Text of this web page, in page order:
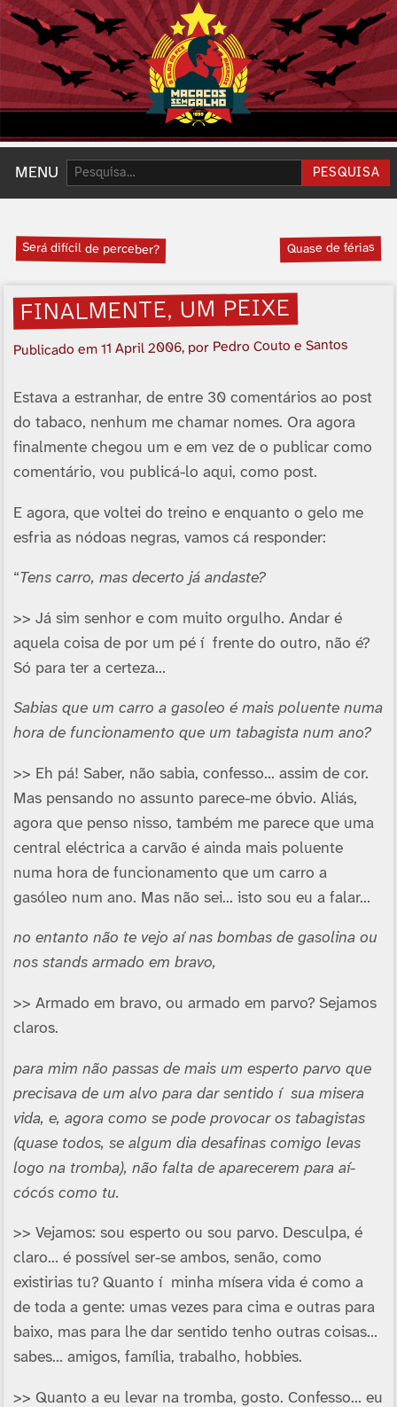
MENU Pesquisar: PESQUISA
Será difí­cil de perceber? Quase de férias
FINALMENTE, UM PEIXE
Publicado em11 April 2006, por Pedro Couto e Santos
Estava a estranhar, de entre 30 comentários ao post
do tabaco, nenhum me chamar nomes. Ora agora
finalmente chegou um e em vez de o publicar como
comentário, vou publicá-lo aqui, como post.
E agora, que voltei do treino e enquanto o gelo me
esfria as nódoas negras, vamos cá responder:
“Tens carro, mas decerto já andaste?
>> Já sim senhor e com muito orgulho. Andar é
aquela coisa de por um pé í frente do outro, não é?
Só para ter a certeza…
Sabias que um carro a gasoleo é mais poluente numa
hora de funcionamento que um tabagista num ano?
>> Eh pá! Saber, não sabia, confesso… assim de cor.
Mas pensando no assunto parece-me óbvio. Aliás,
agora que penso nisso, também me parece que uma
central eléctrica a carvão é ainda mais poluente
numa hora de funcionamento que um carro a
gasóleo num ano. Mas não sei… isto sou eu a falar…
no entanto não te vejo aí­ nas bombas de gasolina ou
nos stands armado em bravo,
>> Armado em bravo, ou armado em parvo? Sejamos
claros.
para mim não passas de mais um esperto parvo que
precisava de um alvo para dar sentido í sua misera
vida, e, agora como se pode provocar os tabagistas
(quase todos, se algum dia desafinas comigo levas
logo na tromba), não falta de aparecerem para aí­
cócós como tu.
>> Vejamos: sou esperto ou sou parvo. Desculpa, é
claro… é possí­vel ser-se ambos, senão, como
existirias tu? Quanto í minha mí­sera vida é como a
de toda a gente: umas vezes para cima e outras para
baixo, mas para lhe dar sentido tenho outras coisas…
sabes… amigos, famí­lia, trabalho, hobbies.
>> Quanto a eu levar na tromba, gosto. Confesso… eu